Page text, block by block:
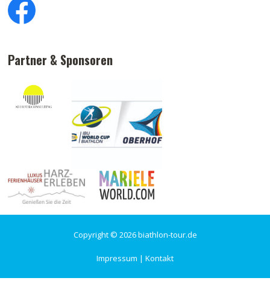
Partner & Sponsoren
Copyright © 2026 biathlon-tour.de
Impressum | Kontakt